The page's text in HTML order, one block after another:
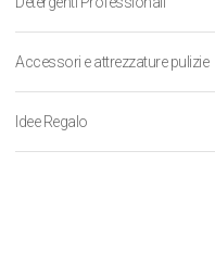
Accessori e attrezzature pulizie
Idee Regalo